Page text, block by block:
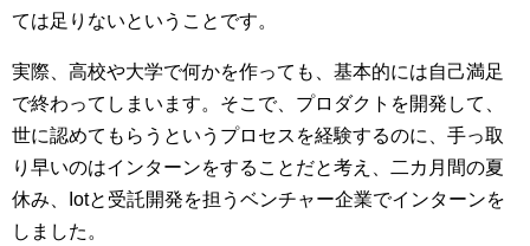
ては足りないということです。
実際、高校や大学で何かを作っても、基本的には自己満足
で終わってしまいます。そこで、プロダクトを開発して、
世に認めてもらうというプロセスを経験するのに、手っ取
り早いのはインターンをすることだと考え、二カ月間の夏
休み、Iotと受託開発を担うベンチャー企業でインターンを
しました。